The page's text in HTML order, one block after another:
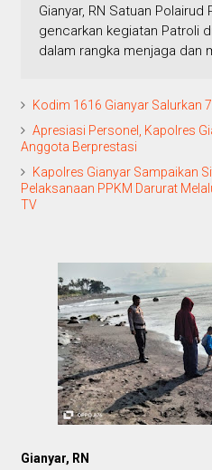
Gianyar, RN Satuan
gencarkan kegiatan Patroli
dalam rangka menjaga dan
Kodim 1616 Gianyar Salurkan
Apresiasi Personel, Kapolres
Anggota Berprestasi
Kapolres Gianyar Sampaikan
Pelaksanaan PPKM Darurat
TV
Gianyar, RN